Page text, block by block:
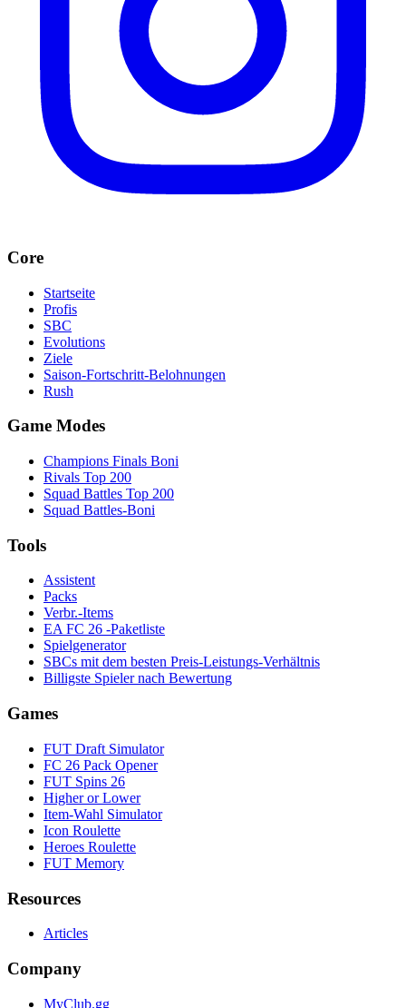
Core
Startseite
Profis
SBC
Evolutions
Ziele
Saison-Fortschritt-Belohnungen
Rush
Game Modes
Champions Finals Boni
Rivals Top 200
Squad Battles Top 200
Squad Battles-Boni
Tools
Assistent
Packs
Verbr.-Items
EA FC 26 -Paketliste
Spielgenerator
SBCs mit dem besten Preis-Leistungs-Verhältnis
Billigste Spieler nach Bewertung
Games
FUT Draft Simulator
FC 26 Pack Opener
FUT Spins 26
Higher or Lower
Item-Wahl Simulator
Icon Roulette
Heroes Roulette
FUT Memory
Resources
Articles
Company
MyClub.gg